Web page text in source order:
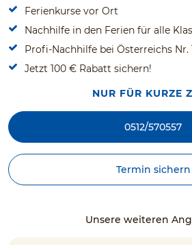
Ferienkurse vor Ort
Nachhilfe in den Ferien für alle
Profi-Nachhilfe bei Österreichs Nr.
Jetzt 100 € Rabatt sichern!
NUR FÜR KURZE
0512/570557
Termin sichern
Unsere weiteren